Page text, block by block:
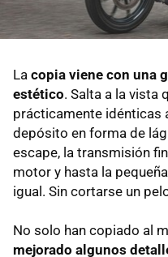
La copia viene con una
estético. Salta a la vista
prácticamente idénticas
depósito en forma de
escape, la transmisión
motor y hasta la
igual. Sin cortarse un
No solo han copiado al
mejorado algunos